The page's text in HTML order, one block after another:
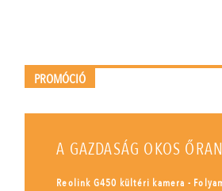
PROMÓCIÓ
A GAZDASÁG OKOS
Reolink G450 kültéri kamera -